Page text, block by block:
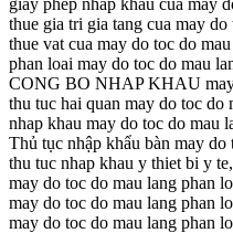
thue gia tri gia tang cua may do
thue vat cua may do toc do
phan loai may do toc do mau
CONG BO NHAP KHAU may
thu tuc hai quan may do toc do
nhap khau may do toc do mau
Thủ tục nhập khẩu bàn may
thu tuc nhap khau y thiet bi y te,
may do toc do mau lang phan
may do toc do mau lang phan
may do toc do mau lang phan